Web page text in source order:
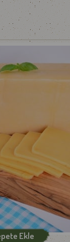
önlemler alınsa
paylaşabilirsiniz.
eder, afiyetle
Ekle